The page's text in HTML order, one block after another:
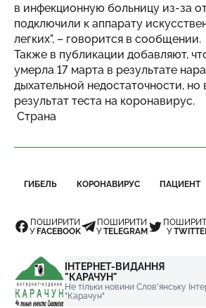
в инфекционную больницу из-за
подключили к аппарату
легких", – говорится в сообщении.
Также в публикации добавляют,
умерла 17 марта в результате
дыхательной недостаточности, но
результат теста на коронавирус.
Страна
ГИБЕЛЬ КОРОНАВИРУС ПАЦИЕНТ
ПОШИРИТИ
УFACEBOOK
ПОШИРИТИ
УTELEGRAM
У
ІНТЕРНЕТ-ВИДАННЯ
"КАРАЧУН"
Не тільки новини Слов'янську
"Карачун"